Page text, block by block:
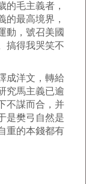
的毛主義者，
的最高境界，
動，號召美國
搞得我哭笑不
成洋文，轉給
究馬主義已逾
不謀而合，并
是樊弓自然是
重的本錢都有